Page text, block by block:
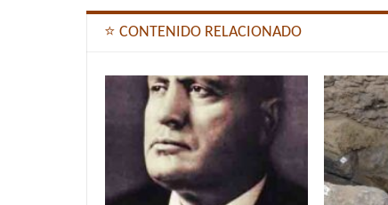
⭐ CONTENIDO RELACIONADO